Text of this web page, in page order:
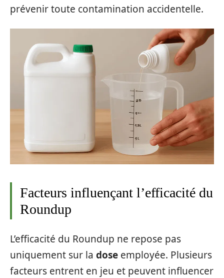
prévenir toute contamination accidentelle.
Facteurs influençant l’efficacité du
Roundup
L’efficacité du Roundup ne repose pas
uniquement sur la dose employée. Plusieurs
facteurs entrent en jeu et peuvent influencer